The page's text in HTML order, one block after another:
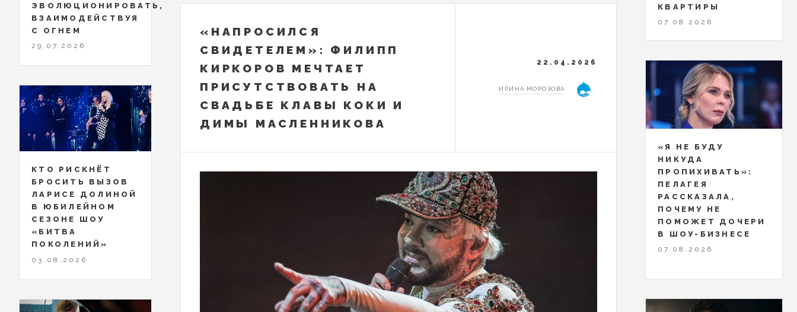
«НАПРОСИЛСЯ
СВИДЕТЕЛЕМ»: ФИЛИПП
КИРКОРОВ МЕЧТАЕТ
ПРИСУТСТВОВАТЬ НА
СВАДЬБЕ КЛАВЫ КОКИ И
ДИМЫ МАСЛЕННИКОВА
22.04.2026
ИРИНА МОРОЗОВА
ЭВОЛЮЦИОНИРОВАТЬ,
ВЗАИМОДЕЙСТВУЯ
С ОГНЕМ
29.07.2026
КТО РИСКНЁТ
БРОСИТЬ ВЫЗОВ
ЛАРИСЕ ДОЛИНОЙ
В ЮБИЛЕЙНОМ
СЕЗОНЕ ШОУ
«БИТВА
ПОКОЛЕНИЙ»
03.08.2026
КВАРТИРЫ
07.08.2026
«Я НЕ БУДУ
НИКУДА
ПРОПИХИВАТЬ»:
ПЕЛАГЕЯ
РАССКАЗАЛА,
ПОЧЕМУ НЕ
ПОМОЖЕТ ДОЧЕРИ
В ШОУ-БИЗНЕСЕ
07.08.2026